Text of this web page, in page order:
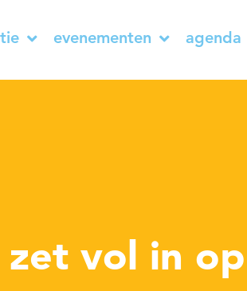
evenementen agenda
zet vol in op